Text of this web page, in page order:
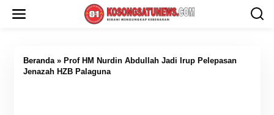
Beranda» Prof HM Nurdin Abdullah Jadi Irup Pelepasan
Jenazah HZB Palaguna